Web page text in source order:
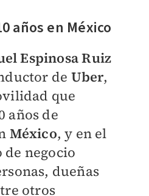
años en México
Espinosa Ruiz
de Uber,
que
años de
México, y en el
de negocio
dueñas
otros